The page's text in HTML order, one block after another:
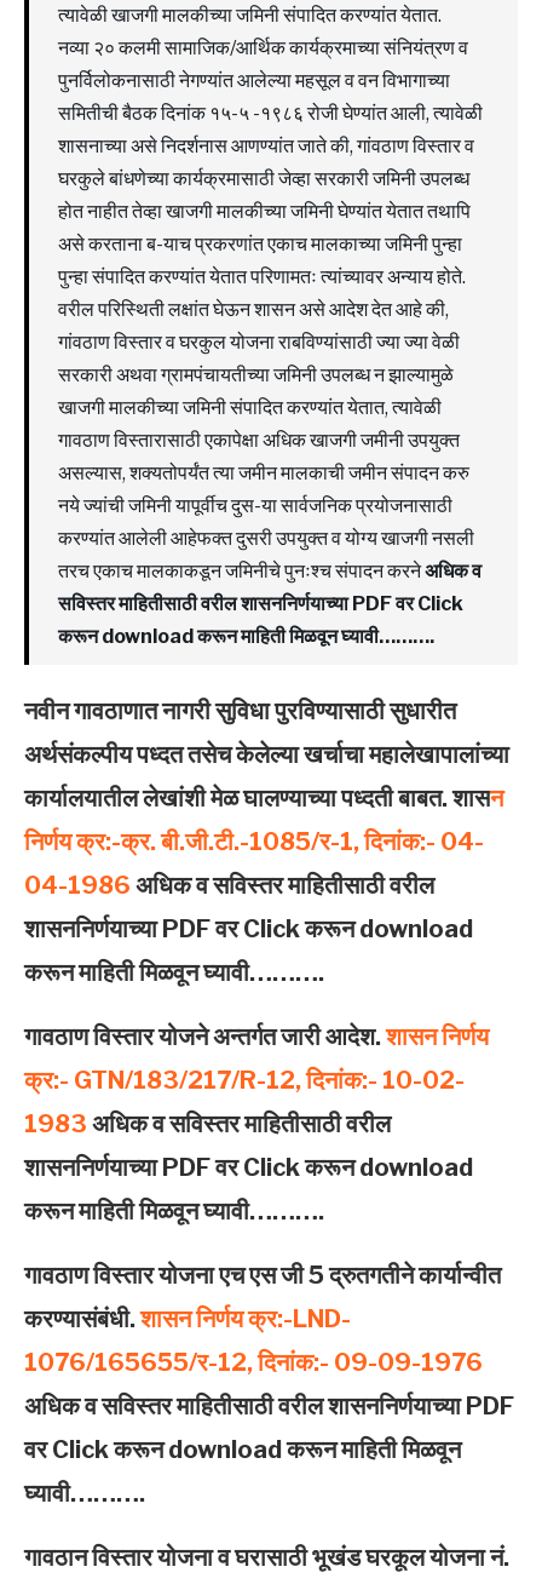
त्यावेळी खाजगी मालकीच्या जमिनी संपादित करण्यांत येतात.
नव्या २० कलमी सामाजिक/आर्थिक कार्यक्रमाच्या संनियंत्रण व
पुनर्विलोकनासाठी नेगण्यांत आलेल्या महसूल व वन विभागाच्या
समितीची बैठक दिनांक १५-५ -१९८६ रोजी घेण्यांत आली, त्यावेळी
शासनाच्या असे निदर्शनास आणण्यांत जाते की, गांवठाण विस्तार व
घरकुले बांधणेच्या कार्यक्रमासाठी जेव्हा सरकारी जमिनी उपलब्ध
होत नाहीत तेव्हा खाजगी मालकीच्या जमिनी घेण्यांत येतात तथापि
असे करताना ब-याच प्रकरणांत एकाच मालकाच्या जमिनी पुन्हा
पुन्हा संपादित करण्यांत येतात परिणामतः त्यांच्यावर अन्याय होते.
वरील परिस्थिती लक्षांत घेऊन शासन असे आदेश देत आहे की,
गांवठाण विस्तार व घरकुल योजना राबविण्यांसाठी ज्या ज्या वेळी
सरकारी अथवा ग्रामपंचायतीच्या जमिनी उपलब्ध न झाल्यामुळे
खाजगी मालकीच्या जमिनी संपादित करण्यांत येतात, त्यावेळी
गावठाण विस्तारासाठी एकापेक्षा अधिक खाजगी जमीनी उपयुक्त
असल्यास, शक्यतोपर्यंत त्या जमीन मालकाची जमीन संपादन करु
नये ज्यांची जमिनी यापूर्वीच दुस-या सार्वजनिक प्रयोजनासाठी
करण्यांत आलेली आहेफक्त दुसरी उपयुक्त व योग्य खाजगी नसली
तरच एकाच मालकाकडून जमिनीचे पुनःश्च संपादन करनेअधिक व
सविस्तर माहितीसाठी वरील शासननिर्णयाच्या PDF वर Click
करून download करून माहिती मिळवून घ्यावी……….
नवीन गावठाणात नागरी सुविधा पुरविण्‍यासाठी सुधारीत
अर्थसंकल्‍पीय पध्‍दत तसेच केलेल्‍या खर्चाचा महालेखापालांच्‍या
कार्यालयातील लेखांशी मेळ घालण्‍याच्‍या पध्‍दती बाबत. शासन
निर्णय क्र:-क्र. बी.जी.टी.-1085/र-1, दिनांक:- 04-
04-1986 अधिक व सविस्तर माहितीसाठी वरील
शासननिर्णयाच्या PDF वर Click करून download
करून माहिती मिळवून घ्यावी……….
गावठाण विस्‍तार योजने अन्‍तर्गत जारी आदेश.शासन निर्णय
क्र:- GTN/183/217/R-12, दिनांक:- 10-02-
1983 अधिक व सविस्तर माहितीसाठी वरील
शासननिर्णयाच्या PDF वर Click करून download
करून माहिती मिळवून घ्यावी……….
गावठाण विस्‍तार योजना एच एस जी 5 द्रुतगतीने कार्यान्‍वीत
करण्‍यासंबंधी.शासन निर्णय क्र:-LND-
1076/165655/र-12, दिनांक:- 09-09-1976
अधिक व सविस्तर माहितीसाठी वरील शासननिर्णयाच्या PDF
वर Click करून download करून माहिती मिळवून
घ्यावी……….
गावठान विस्‍तार योजना व घरासाठी भूखंड घरकूल योजना नं.